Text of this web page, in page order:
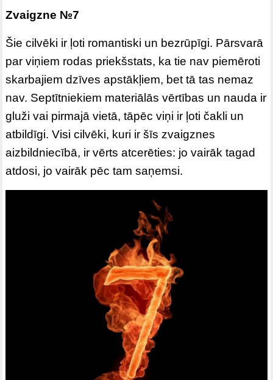
Zvaigzne №7
Šie cilvēki ir ļoti romantiski un bezrūpīgi. Pārsvarā
par viņiem rodas priekšstats, ka tie nav piemēroti
skarbajiem dzīves apstākļiem, bet tā tas nemaz
nav. Septītniekiem materiālās vērtības un nauda ir
gluži vai pirmajā vietā, tāpēc viņi ir ļoti čakli un
atbildīgi. Visi cilvēki, kuri ir šīs zvaigznes
aizbildniecībā, ir vērts atcerēties: jo vairāk tagad
atdosi, jo vairāk pēc tam saņemsi.